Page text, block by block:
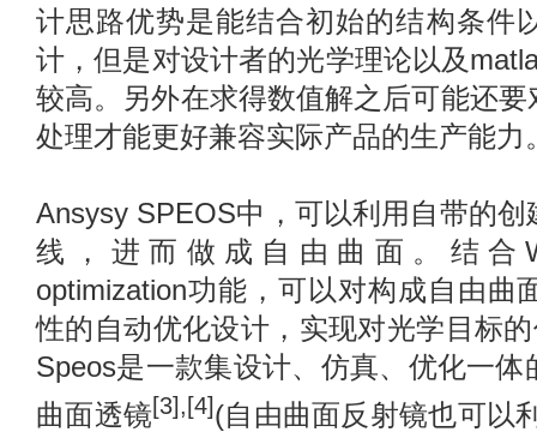
计思路优势是能结合初始的结构条件
计，但是对设计者的光学理论以及
较高。另外在求得数值解之后可能还
处理才能更好兼容实际产品的生产能力
Ansysy SPEOS中，可以利用自带的
线，进而做成自由曲面。结合
optimization功能，可以对构成自由曲
性的自动优化设计，实现对光学目标
Speos是一款集设计、仿真、优化一
曲面透镜[3],[4](自由曲面反射镜也可以